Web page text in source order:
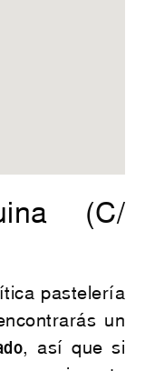
(C/
pastelería
un
, así que si